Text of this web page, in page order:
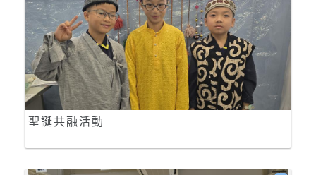
聖誕共融活動